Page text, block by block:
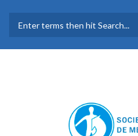
FORMULARIO DE
BÚSQUEDA